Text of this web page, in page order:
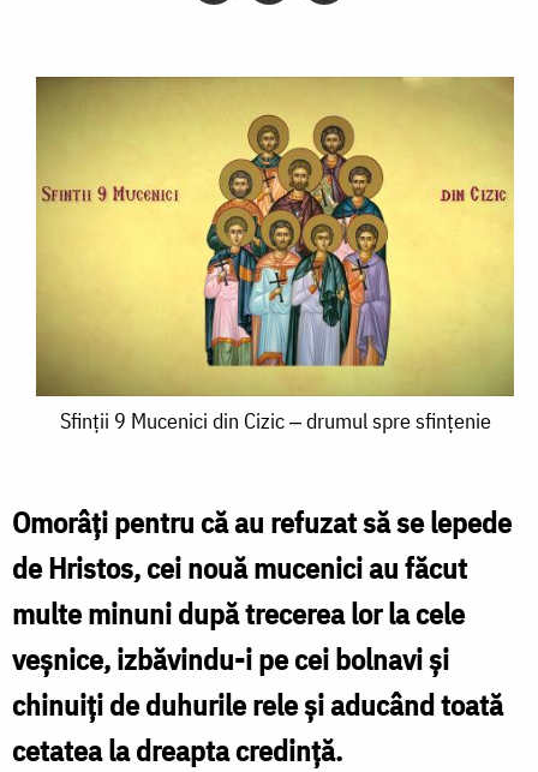
Sfinții
Mucenici
din
Cizic
‒
drumul
spre
sfințenie
Sfinții 9 Mucenici din Cizic ‒ drumul spre sfințenie
Omorâți pentru că au refuzat să se lepede
de Hristos, cei nouă mucenici au făcut
multe minuni după trecerea lor la cele
veșnice, izbăvindu-i pe cei bolnavi și
chinuiți de duhurile rele și aducând toată
cetatea la dreapta credință.